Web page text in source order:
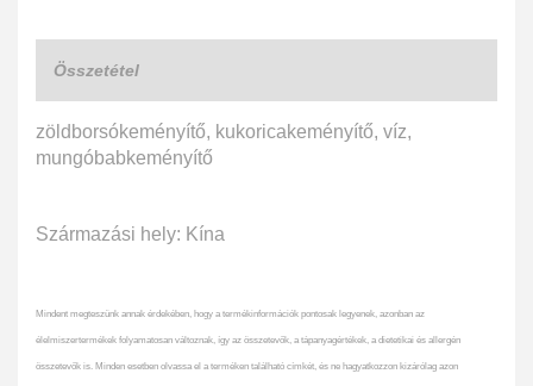
Összetétel
zöldborsókeményítő, kukoricakeményítő, víz,
mungóbabkeményítő
Származási hely: Kína
Mindent megteszünk annak érdekében, hogy a termékinformációk pontosak legyenek, azonban az
élelmiszertermékek folyamatosan változnak, így az összetevők, a tápanyagértékek, a dietetikai és allergén
összetevők is. Minden esetben olvassa el a terméken található címkét, és ne hagyatkozzon kizárólag azon